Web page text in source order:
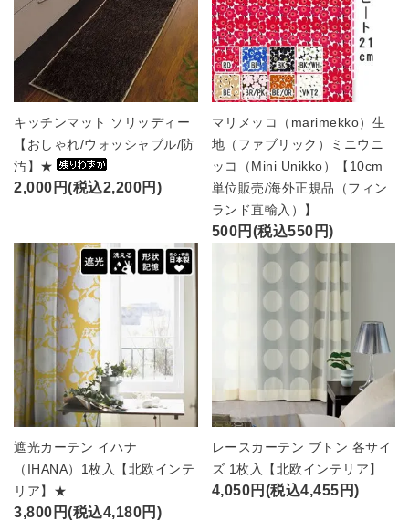
キッチンマット ソリッディー
【おしゃれ/ウォッシャブル/防
汚】★
2,000円(税込2,200円)
マリメッコ（marimekko）生
地（ファブリック）ミニウニ
ッコ（Mini Unikko）【10cm
単位販売/海外正規品（フィン
ランド直輸入）】
500円(税込550円)
遮光カーテン イハナ
（IHANA）1枚入【北欧インテ
リア】★
3,800円(税込4,180円)
レースカーテン ブトン 各サイ
ズ 1枚入【北欧インテリア】
4,050円(税込4,455円)